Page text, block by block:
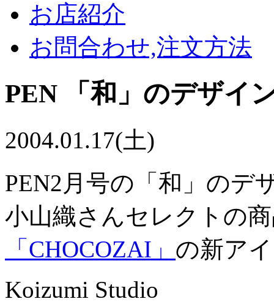
お店紹介
お問合わせ,注文方法
PEN 「和」のデザイ
2004.01.17(土)
PEN2月号の「和」の
小山織さんセレクトの
「CHOCOZAI」 の新ア
Koizumi Studio